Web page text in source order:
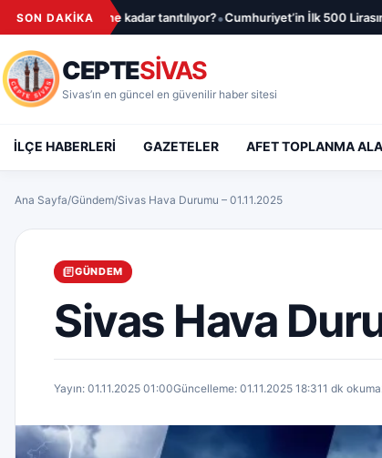
İçeriğe geç
SON DAKİKA
kadar tanıtılıyor?•Cumhuriyet’in İlk 500 Lirasında Sivas Vardı•
CEPTESİVAS
Sivas’ın en güncel en güvenilir haber sitesi
İLÇE HABERLERİ GAZETELER AFET TOPLANMA
Ana Sayfa/Gündem/Sivas Hava Durumu – 01.11.2025
GÜNDEM
Sivas Hava
Yayın: 01.11.2025 01:00Güncelleme: 01.11.2025 18:311 dk okuma